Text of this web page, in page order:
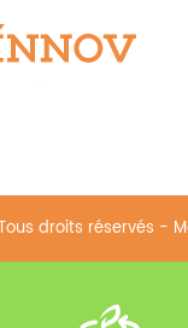
droits réservés -